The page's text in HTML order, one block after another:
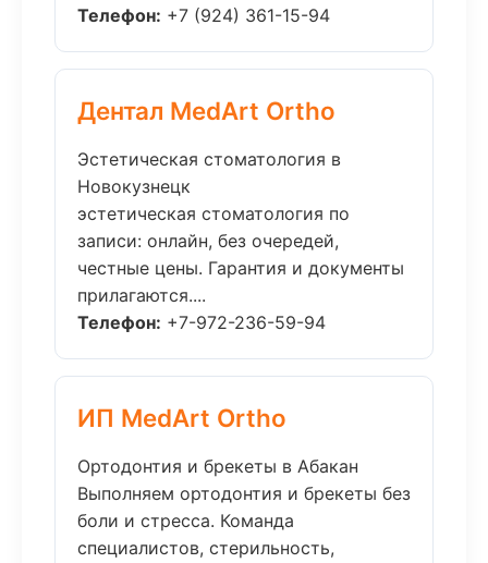
Телефон: +7 (924) 361-15-94
Дентал MedArt Ortho
Эстетическая стоматология в
Новокузнецк
эстетическая стоматология по
записи: онлайн, без очередей,
честные цены. Гарантия и документы
прилагаются....
Телефон: +7-972-236-59-94
ИП MedArt Ortho
Ортодонтия и брекеты в Абакан
Выполняем ортодонтия и брекеты без
боли и стресса. Команда
специалистов, стерильность,